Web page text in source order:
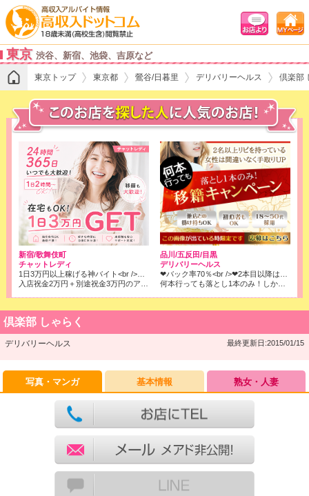
東京 渋谷、新宿、池袋、吉原など
東京トップ 東京都 鶯谷/日暮里 デリバリーヘルス 倶楽部
新宿/歌舞伎町
チャットレディ
品川/五反田/目黒
デリバリーヘルス
倶楽部 しゃらく
デリバリーヘルス 最終更新日:2015/01/15
写真・マンガ 基本情報 熟女・人妻